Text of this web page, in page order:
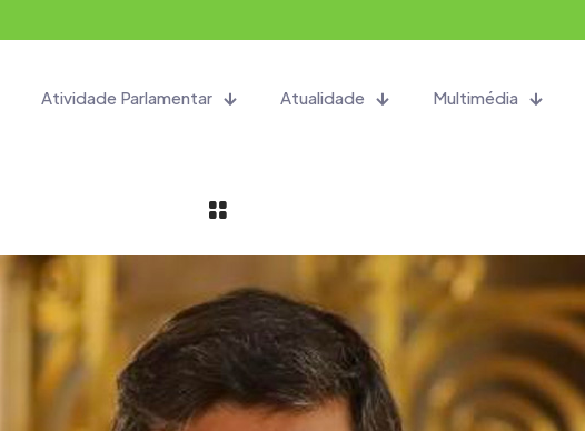
Atividade Parlamentar Atualidade Multimédia